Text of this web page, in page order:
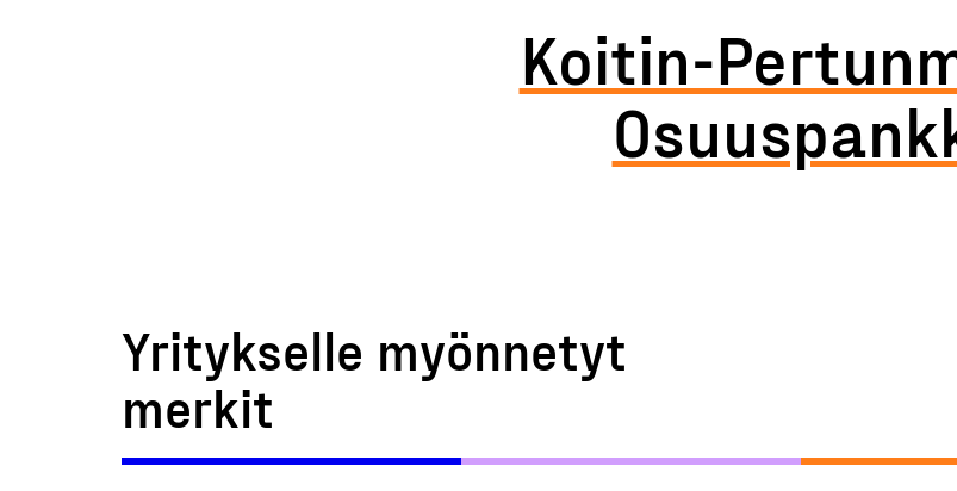
Koitin-
Yritykselle myönnetyt
merkit